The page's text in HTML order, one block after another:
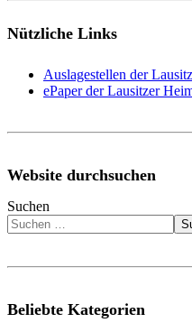
Nützliche Links
Auslagestellen der
ePaper der Lausitzer
Website durchsuchen
Suchen
Beliebte Kategorien